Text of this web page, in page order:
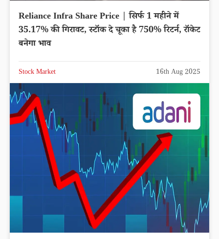
Reliance Infra Share Price | सिर्फ 1 महीने में
35.17% की गिरावट, स्टॉक दे चूका है 750% रिटर्न, रॉकेट
बनेगा भाव
Stock Market 16th Aug 2025